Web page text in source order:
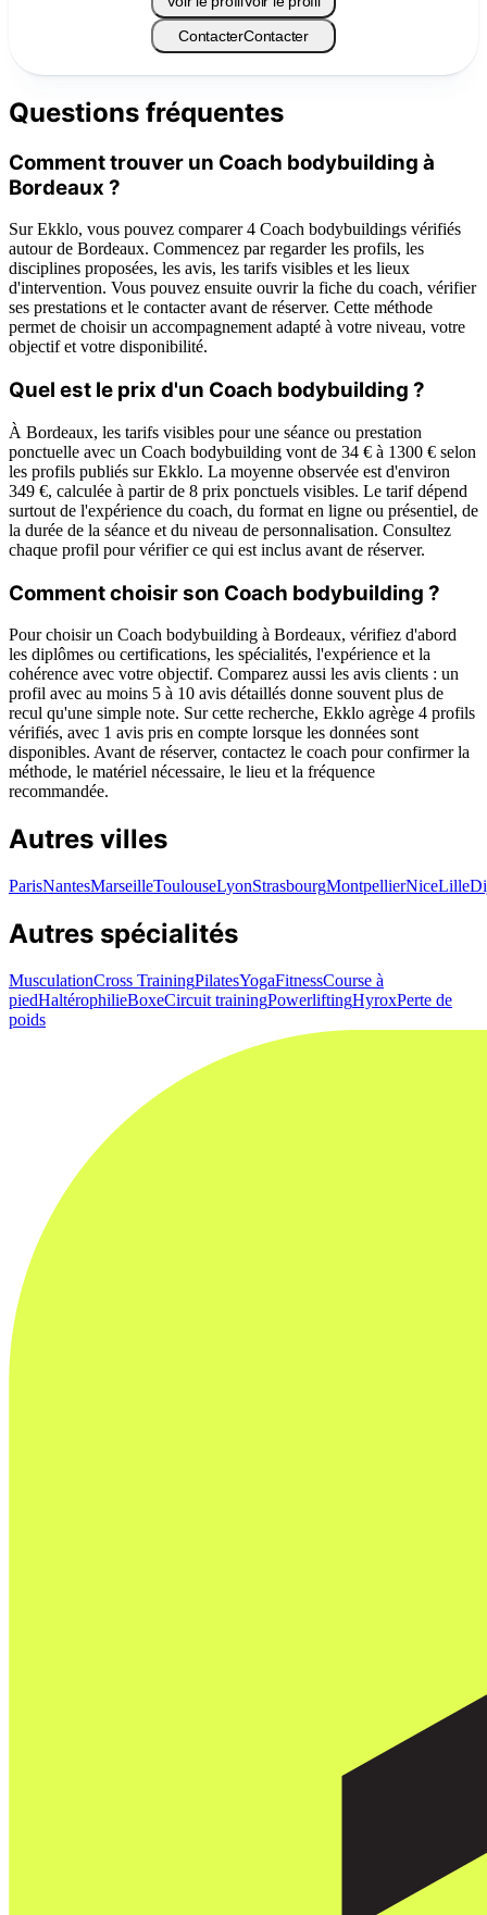
ContacterContacter
Questions fréquentes
Comment trouver un Coach bodybuilding à
Bordeaux ?
Sur Ekklo, vous pouvez comparer 4 Coach bodybuildings vérifiés
autour de Bordeaux. Commencez par regarder les profils, les
disciplines proposées, les avis, les tarifs visibles et les lieux
d'intervention. Vous pouvez ensuite ouvrir la fiche du coach, vérifier
ses prestations et le contacter avant de réserver. Cette méthode
permet de choisir un accompagnement adapté à votre niveau, votre
objectif et votre disponibilité.
Quel est le prix d'un Coach bodybuilding ?
À Bordeaux, les tarifs visibles pour une séance ou prestation
ponctuelle avec un Coach bodybuilding vont de 34 € à 1300 € selon
les profils publiés sur Ekklo. La moyenne observée est d'environ
349 €, calculée à partir de 8 prix ponctuels visibles. Le tarif dépend
surtout de l'expérience du coach, du format en ligne ou présentiel, de
la durée de la séance et du niveau de personnalisation. Consultez
chaque profil pour vérifier ce qui est inclus avant de réserver.
Comment choisir son Coach bodybuilding ?
Pour choisir un Coach bodybuilding à Bordeaux, vérifiez d'abord
les diplômes ou certifications, les spécialités, l'expérience et la
cohérence avec votre objectif. Comparez aussi les avis clients : un
profil avec au moins 5 à 10 avis détaillés donne souvent plus de
recul qu'une simple note. Sur cette recherche, Ekklo agrège 4 profils
vérifiés, avec 1 avis pris en compte lorsque les données sont
disponibles. Avant de réserver, contactez le coach pour confirmer la
méthode, le matériel nécessaire, le lieu et la fréquence
recommandée.
Autres villes
ParisNantesMarseilleToulouseLyonStrasbourgMontpellierNiceLille
Autres spécialités
MusculationCross TrainingPilatesYogaFitnessCourse à
piedHaltérophilieBoxeCircuit trainingPowerliftingHyroxPerte de
poids